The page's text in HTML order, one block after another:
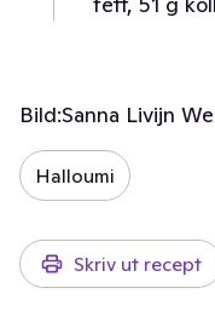
Bild:Sanna Livijn
Halloumi
Skriv ut recept